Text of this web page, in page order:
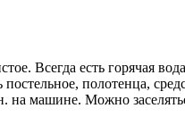
Всегда есть горячая
полотенца,
машине. Можно